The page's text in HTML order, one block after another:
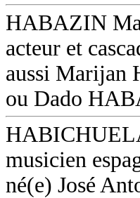
HABAZIN
acteur et
aussi Marijan
ou Dado
musicien
né(e) José